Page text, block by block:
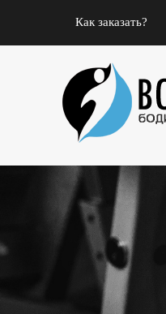
Как заказать?